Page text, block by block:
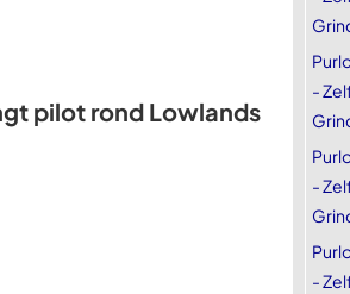
pilot rond Lowlands
-
-
-